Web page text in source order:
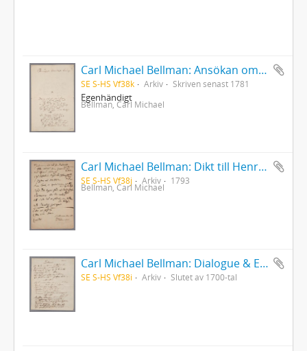
Carl Michael Bellman: Ansökan om konfirmationsfullmakt på sekreterarebeställningen i Nummerlotteriet
SE S-HS Vf38k Arkiv Skriven senast 1781
Egenhändigt
Bellman, Carl Michael
Carl Michael Bellman: Dikt till Henric Brandel 14/9 1793 - "Hemkommen ädla wän från Barbariets wåda..."
SE S-HS Vf38j Arkiv 1793
Bellman, Carl Michael
Carl Michael Bellman: Dialogue & Elegi vid fru Anne Charlotta Schröderheims död 1 jan. 1792 (Avskrift)
SE S-HS Vf38i Arkiv Slutet av 1700-tal